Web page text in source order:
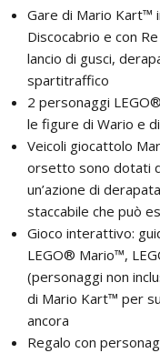
Gare di Mario Kart™
Discocabrio e con
lancio di gusci,
spartitraffico
2 personaggi
le figure di Wario e
Veicoli giocattolo
orsetto sono dotati
un’azione di
staccabile che può
Gioco interattivo:
LEGO® Mario™,
(personaggi non
di Mario Kart™ per
ancora
Regalo con